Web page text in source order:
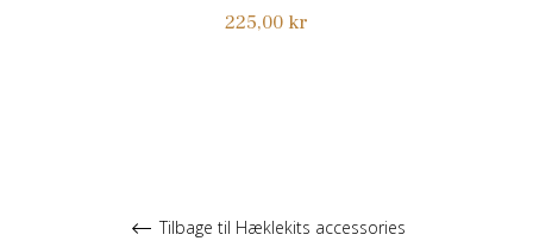
Normalpris
225,00 kr
Tilbage til Hæklekits accessories